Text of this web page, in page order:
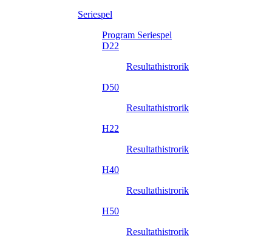
Seriespel
Program Seriespel
D22
Resultathistrorik
D50
Resultathistrorik
H22
Resultathistrorik
H40
Resultathistrorik
H50
Resultathistrorik